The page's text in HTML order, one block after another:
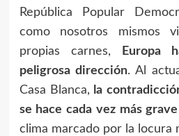
República Popular
como nosotros mismos
propias carnes,
Europa
peligrosa dirección. Al
Casa Blanca, la
se hace cada vez más
clima marcado por la locura